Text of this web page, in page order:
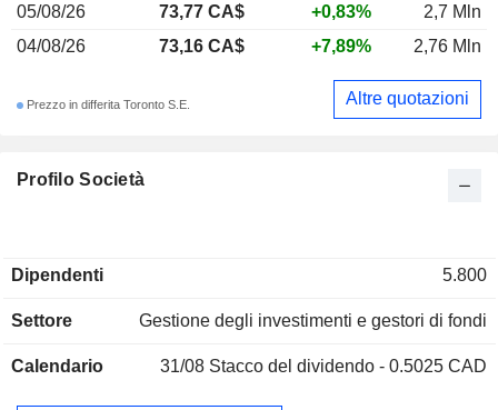
Profilo Società
Dipendenti 5.800
Settore Gestione degli investimenti e gestori di fondi
Calendario 31/08 Stacco del dividendo - 0.5025 CAD
05/08/26
73,77 CA$ +0,83%
2,7 Mln
04/08/26
73,16 CA$ +7,89% 2,76 Mln
Prezzo in differita Toronto S.E. Altre quotazioni